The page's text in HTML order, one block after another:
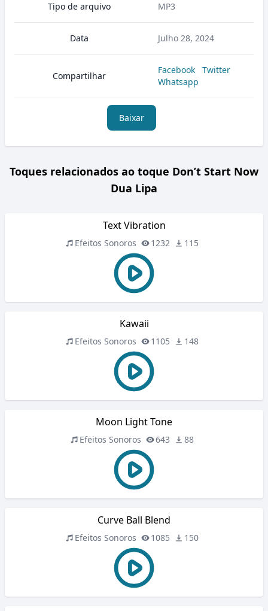
Tipo de arquivo MP3
Data Julho 28, 2024
Compartilhar
Facebook
Twitter
Whatsapp
Baixar
Toques relacionados ao toque Don’t Start Now
Dua Lipa
Text Vibration
Efeitos Sonoros 1232 115
Kawaii
Efeitos Sonoros 1105 148
Moon Light Tone
Efeitos Sonoros 643 88
Curve Ball Blend
Efeitos Sonoros 1085 150